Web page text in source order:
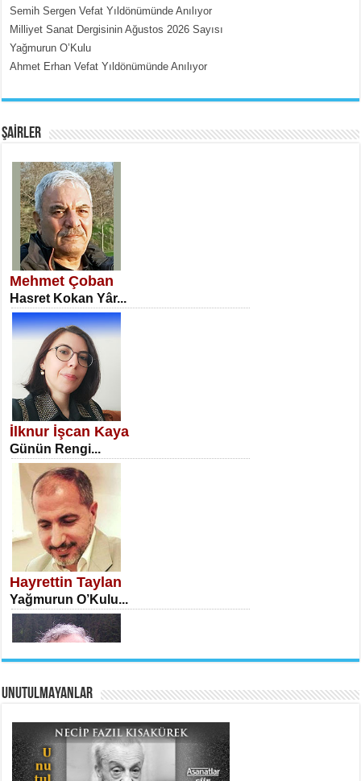
SATILMIŞ ÜMİT ÇETİNKAYA
Erkenlik...
NECLA DİLEK ARSLAN
Öğretmenler Günü Mahkemesi...
İSA KARATEPE
Ekranlar Arasında Kaybolan İnsan...
AHMET URFALI
Tahlil Denemesi...
Semih Sergen Vefat Yıldönümünde Anılıyor
Milliyet Sanat Dergisinin Ağustos 2026 Sayısı
Yağmurun O’Kulu
Ahmet Erhan Vefat Yıldönümünde Anılıyor
ŞAİRLER
Mehmet Çoban
Hasret Kokan Yâr...
İlknur İşcan Kaya
Günün Rengi...
Hayrettin Taylan
Yağmurun O’Kulu...
Yaşar Bedri
Ölüm ve Atlas...
UNUTULMAYANLAR